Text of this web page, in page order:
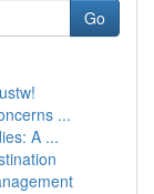
Go
...
A ...